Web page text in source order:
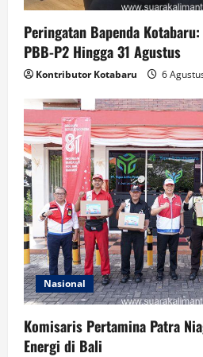
Peringatan Bapenda
PBB-P2 Hingga 31 Agustus
Kontributor Kotabaru 6
Nasional
Komisaris Pertamina Patra
Energi di Bali